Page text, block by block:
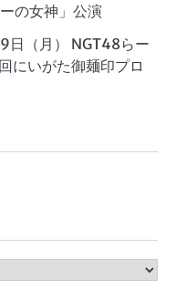
の女神」公演
日（月） NGT48らー
にいがた御麺印プロ